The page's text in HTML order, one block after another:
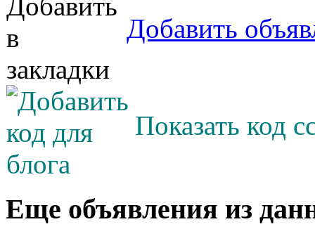
Добавить
Показать код
Еще объявления из